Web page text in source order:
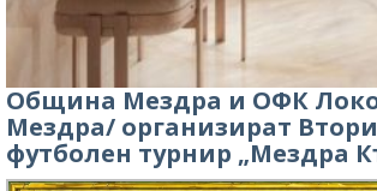
Община Мездра и ОФК
Мездра/ организират
футболен турнир „Мездра